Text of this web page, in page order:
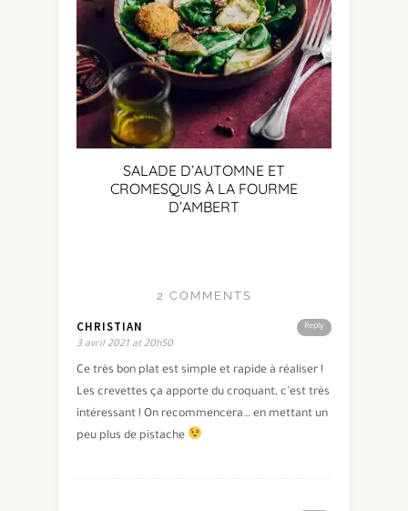
SALADE D’AUTOMNE ET
CROMESQUIS À LA FOURME
D’AMBERT
2 COMMENTS
Reply
CHRISTIAN
3 avril 2021 at 20h50
Ce très bon plat est simple et rapide à réaliser !
Les crevettes ça apporte du croquant, c’est très
intéressant ! On recommencera… en mettant un
peu plus de pistache